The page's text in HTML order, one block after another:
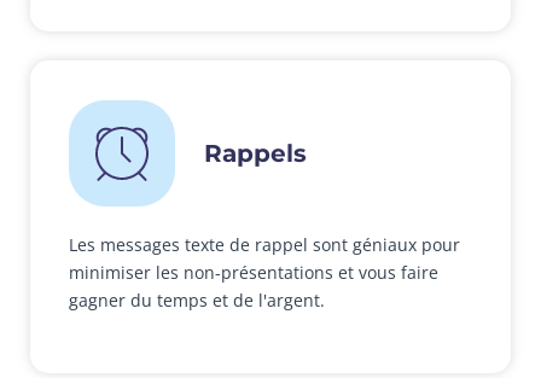
Rappels
Les messages texte de rappel sont géniaux pour
minimiser les non-présentations et vous faire
gagner du temps et de l'argent.